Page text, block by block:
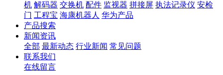
机 解码器 交换机 配件 监视器 拼接屏 执法记录仪 安检
门 工程宝 海康机器人 华为产品
产品搜索
新闻资讯
全部 最新动态 行业新闻 常见问题
联系我们
在线留言